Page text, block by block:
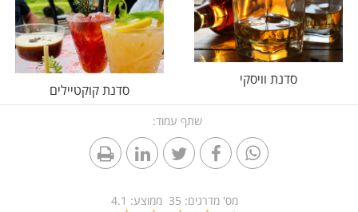
סדנת וויסקי
סדנת קוקטיילים
שתף עמוד:
מס' מדרגים: 35 ממוצע: 4.1